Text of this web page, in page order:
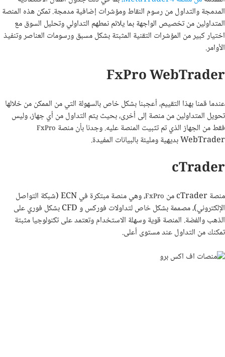
المدمجة والتداول من رسوم النقاط ومؤشرات إضافية مدمجة. تمكن هذه المنصة
المتداولين من تخصيص الواجهة بما يلائم نمطهم التداولي وتحليل السوق مع
اختيار كبير من المؤشرات التقنية المثبتة بشكل مسبق ورسومات العناصر وتنفيذ
الأوامر.
FxPro WebTrader
عندما قمنا بهذا التقييم، أعجبنا بشكل خاص بالسهولة التي من الممكن من خلالها
تحويل المتداولين من منصة إلى أخرى، بحيث يتم التداول من أي جهاز، وليس
فقط من الجهاز الذي تم تثبيت المنصة عليه. وجدنا بأن منصة FxPro
WebTrader بديهية ومليئة بالبيانات المفيدة.
cTrader
منصة cTrader من FxPro
، وهي منصة مبتكرة في ECN (شبكة التواصل
الإلكتروني)، مصممة بشكل خاص لتداولات فوركس و CFD بشكل فوري على
الذهب والفضة. المنصة قوية وسهلة الاستخدام وتعتمد على تكنولوجيا مثبتة
تمكنك من التداول عند مستوى أعلى.